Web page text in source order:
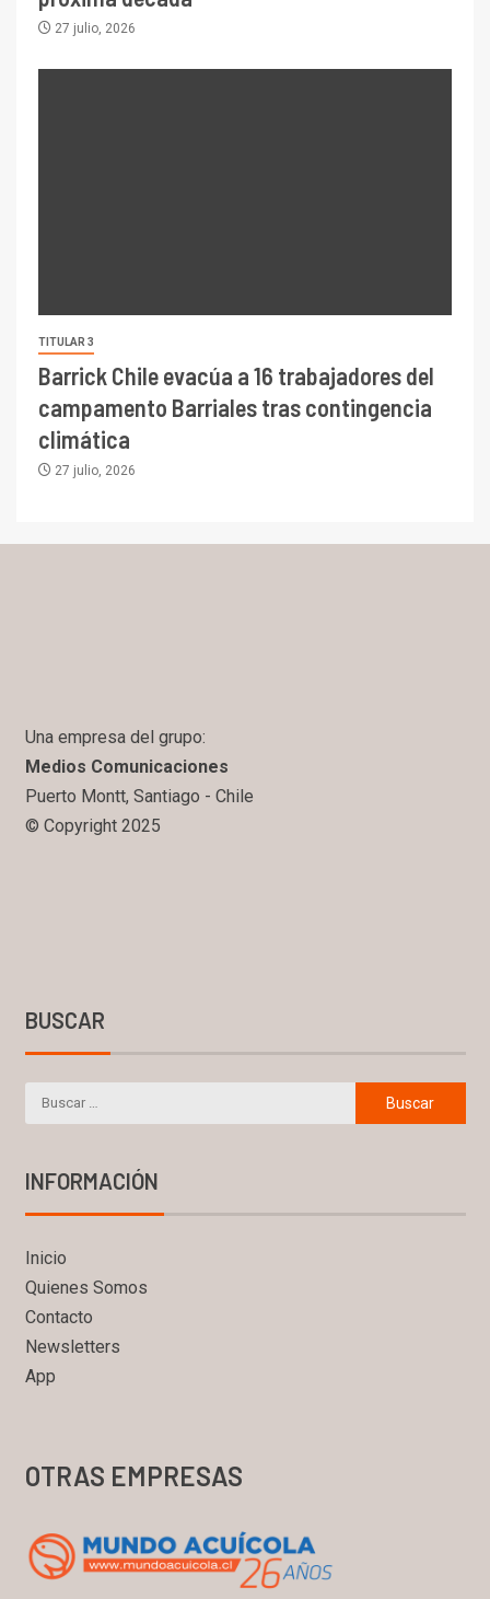
27 julio, 2026
TITULAR 3
Barrick Chile evacúa a 16 trabajadores del
campamento Barriales tras contingencia
climática
27 julio, 2026
Una empresa del grupo:
Medios Comunicaciones
Puerto Montt, Santiago - Chile
© Copyright 2025
BUSCAR
INFORMACIÓN
Inicio
Quienes Somos
Contacto
Newsletters
App
OTRAS EMPRESAS